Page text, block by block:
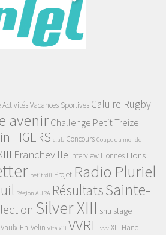
Activités Vacances Sportives Caluire Rugby
avenirChallenge Petit Treize
TIGERS club Concours Coupe du monde
Francheville Interview Lionnes Lions
petit xiii Projet Radio Pluriel
Région AURA RésultatsSainte-
Silver XIII snu stage
Vaulx-En-Velin vita xiii VVRL vvv XIII Handi